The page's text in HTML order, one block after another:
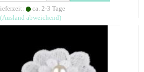
ca. 2-3 Tage
(Ausland abweichend)